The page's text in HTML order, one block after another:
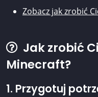
Zobacz jak zrobić
Jak zrobić
Minecraft?
1. Przygotuj